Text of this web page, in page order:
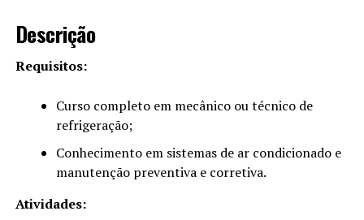
Descrição
Requisitos:
Curso completo em mecânico ou técnico de
refrigeração;
Conhecimento em sistemas de ar condicionado e
manutenção preventiva e corretiva.
Atividades: